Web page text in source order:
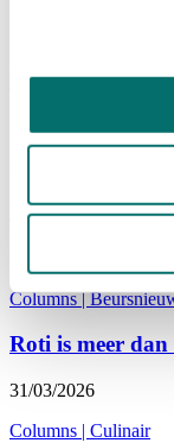
Wie betaalt
Drukke stand,
Columns|
Roti is meer dan
31/03/2026
Columns | Culinair